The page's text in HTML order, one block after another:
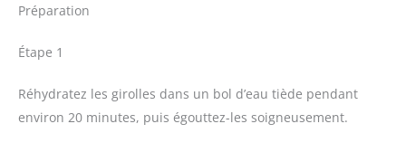
Préparation
Étape 1
Réhydratez les girolles dans un bol d’eau tiède pendant
environ 20 minutes, puis égouttez-les soigneusement.